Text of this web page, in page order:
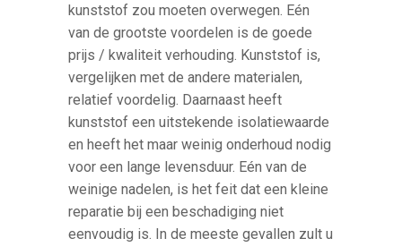
kunststof zou moeten overwegen. Eén
van de grootste voordelen is de goede
prijs / kwaliteit verhouding. Kunststof is,
vergelijken met de andere materialen,
relatief voordelig. Daarnaast heeft
kunststof een uitstekende isolatiewaarde
en heeft het maar weinig onderhoud nodig
voor een lange levensduur. Eén van de
weinige nadelen, is het feit dat een kleine
reparatie bij een beschadiging niet
eenvoudig is. In de meeste gevallen zult u